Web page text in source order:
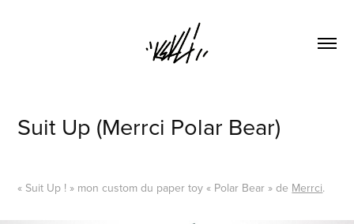
Suit Up (Merrci Polar Bear)
« Suit Up ! » mon custom du paper toy « Polar Bear » de Merrci.